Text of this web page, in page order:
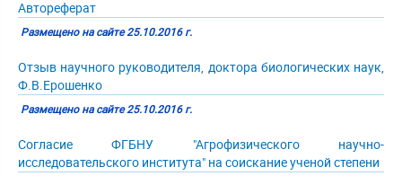
Автореферат
Размещено на сайте 25.10.2016 г.
Отзыв научного руководителя, доктора биологических наук,
Ф.В.Ерошенко
Размещено на сайте 25.10.2016 г.
Согласие ФГБНУ "Агрофизического научно-
исследовательского института" на соискание ученой степени